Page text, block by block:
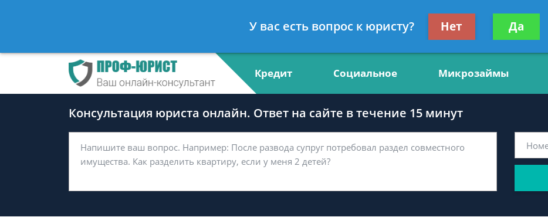
- Налоговый консультант, юрист по финансам
Получите консультацию
бесплатно
Кредит Социальное Микрозаймы
Консультация юриста онлайн. Ответ на сайте в течение 15 минут
У вас есть вопрос к юристу? Нет Да